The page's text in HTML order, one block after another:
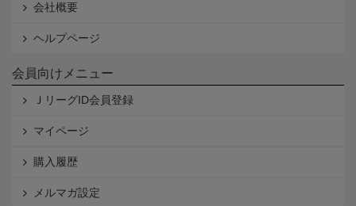
会社概要
ヘルプページ
会員向けメニュー
ＪリーグID会員登録
マイページ
購入履歴
メルマガ設定